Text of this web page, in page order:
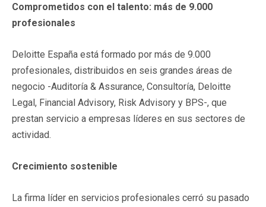
Comprometidos con el talento: más de 9.000
profesionales
Deloitte España está formado por más de 9.000
profesionales, distribuidos en seis grandes áreas de
negocio -Auditoría & Assurance, Consultoría, Deloitte
Legal, Financial Advisory, Risk Advisory y BPS-, que
prestan servicio a empresas líderes en sus sectores de
actividad.
Crecimiento sostenible
La firma líder en servicios profesionales cerró su pasado